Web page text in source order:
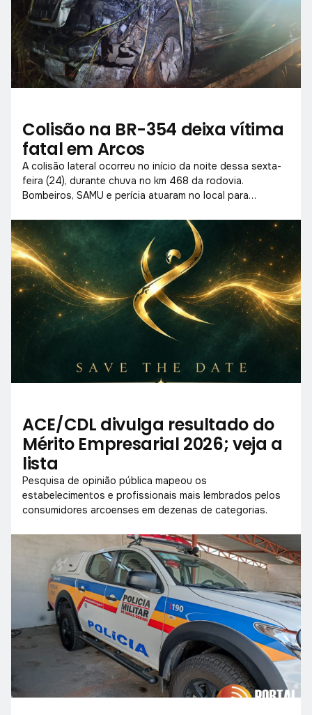
Colisão na BR-354 deixa vítima
fatal em Arcos
A colisão lateral ocorreu no início da noite dessa sexta-
feira (24), durante chuva no km 468 da rodovia.
Bombeiros, SAMU e perícia atuaram no local para
ACE/CDL divulga resultado do
Mérito Empresarial 2026; veja a
lista
Pesquisa de opinião pública mapeou os
estabelecimentos e profissionais mais lembrados pelos
consumidores arcoenses em dezenas de categorias.